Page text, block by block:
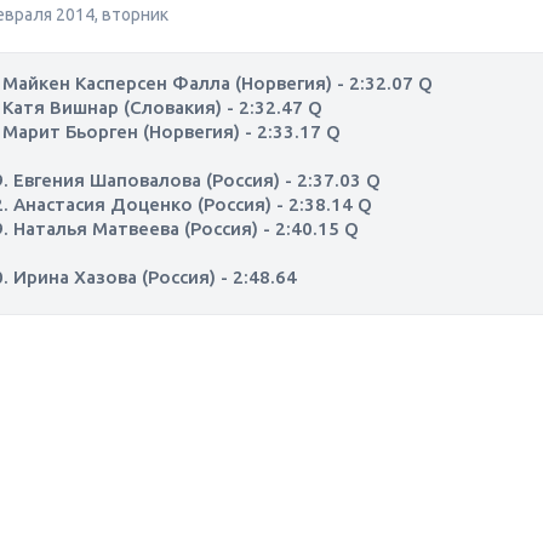
2014, вторник
Касперсен Фалла (Норвегия) - 2:32.07 Q
Вишнар (Словакия) - 2:32.47 Q
Бьорген (Норвегия) - 2:33.17 Q
Евгения Шаповалова (Россия) - 2:37.03 Q
Анастасия Доценко (Россия) - 2:38.14 Q
Наталья Матвеева (Россия) - 2:40.15 Q
Ирина Хазова (Россия) - 2:48.64